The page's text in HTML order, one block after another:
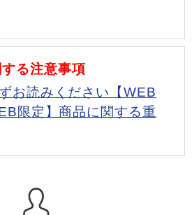
る注意事項
お読みください【WEB
限定】商品に関する重